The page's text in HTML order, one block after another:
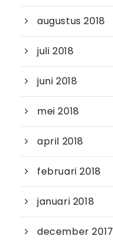
augustus 2018
juli 2018
juni 2018
mei 2018
april 2018
februari 2018
januari 2018
december 2017